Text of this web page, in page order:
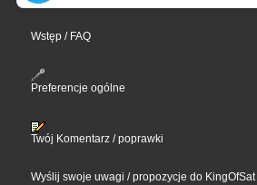
Wstęp / FAQ
Preferencje ogólne
Twój Komentarz / poprawki
Wyślij swoje uwagi / propozycje do KingOfSat